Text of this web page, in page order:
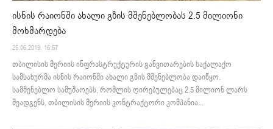
ისნის რაიონში ახალი გზის მშენებლობას 2.5 მილიონი
მოხმარდება
25.06.2019. 16:57
თბილისის მერიის ინფრასტრუქტურის განვითარების საქალაქო
სამსახურმა ისნის რაიონში ახალი გზის მშენებლობა დაიწყო.
სამშენებლო სამუშაოებს, რომლის ღირებულებაც 2.5 მილიონ ლარს
შეადგენს, თბილისის მერიის კონტრაქტორი კომპანია...